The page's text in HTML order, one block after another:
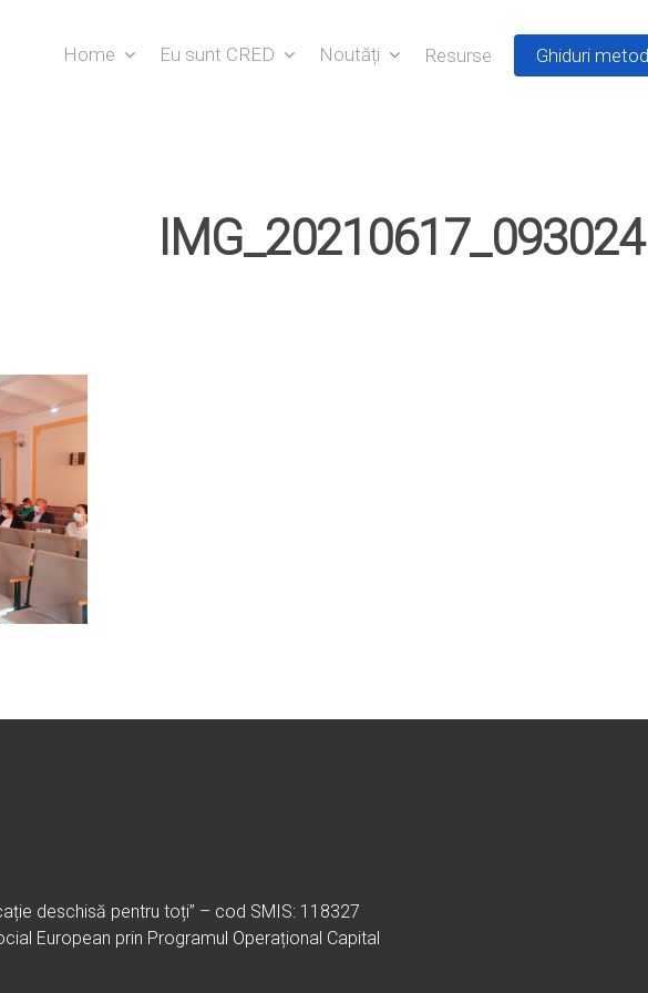
Home Eu sunt CRED Noutăți Resurse Ghiduri
IMG_20210617_093024
deschisă pentru toți” – cod SMIS: 118327
European prin Programul Operațional Capital